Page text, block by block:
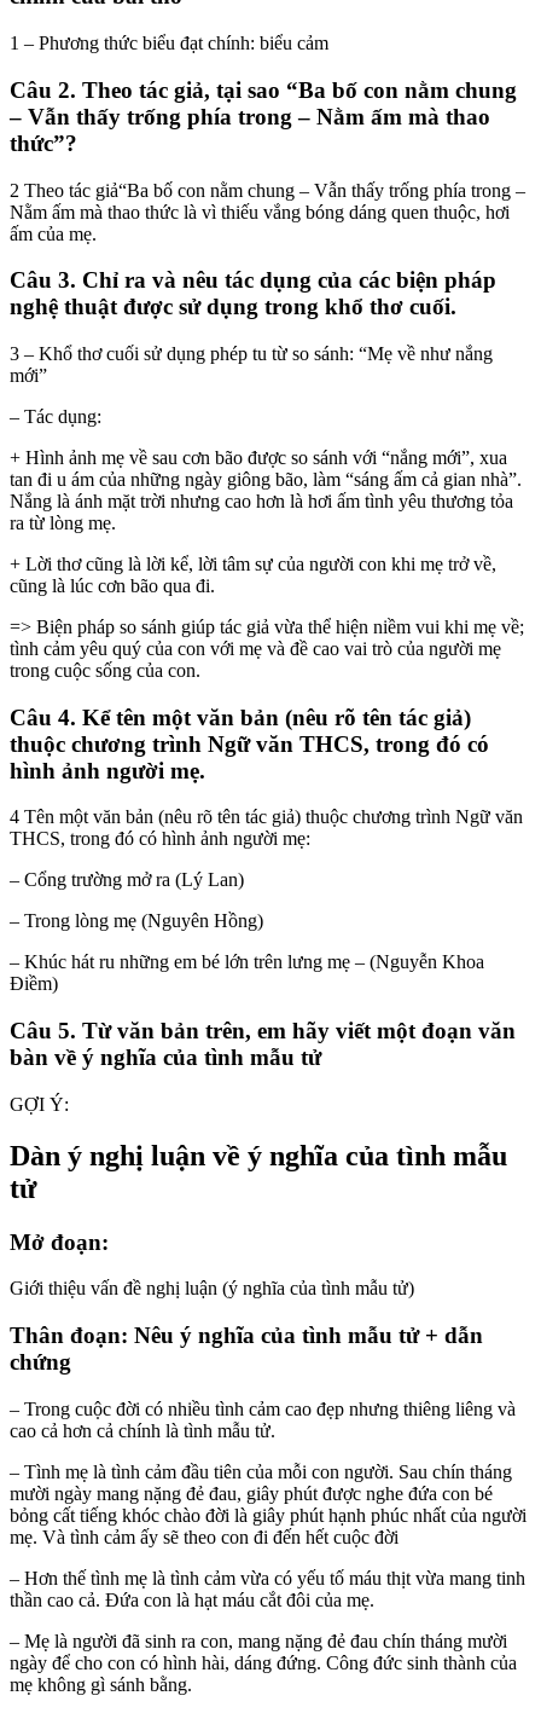
1 – Phương thức biểu đạt chính: biểu cảm
Câu 2. Theo tác giả, tại sao “Ba bố con nằm chung
– Vẫn thấy trống phía trong – Nằm ấm mà thao
thức”?
2 Theo tác giả“Ba bố con nằm chung – Vẫn thấy trống phía trong –
Nằm ấm mà thao thức là vì thiếu vắng bóng dáng quen thuộc, hơi
ấm của mẹ.
Câu 3. Chỉ ra và nêu tác dụng của các biện pháp
nghệ thuật được sử dụng trong khổ thơ cuối.
3 – Khổ thơ cuối sử dụng phép tu từ so sánh: “Mẹ về như nắng
mới”
– Tác dụng:
+ Hình ảnh mẹ về sau cơn bão được so sánh với “nắng mới”, xua
tan đi u ám của những ngày giông bão, làm “sáng ấm cả gian nhà”.
Nắng là ánh mặt trời nhưng cao hơn là hơi ấm tình yêu thương tỏa
ra từ lòng mẹ.
+ Lời thơ cũng là lời kể, lời tâm sự của người con khi mẹ trở về,
cũng là lúc cơn bão qua đi.
=> Biện pháp so sánh giúp tác giả vừa thể hiện niềm vui khi mẹ về;
tình cảm yêu quý của con với mẹ và đề cao vai trò của người mẹ
trong cuộc sống của con.
Câu 4. Kể tên một văn bản (nêu rõ tên tác giả)
thuộc chương trình Ngữ văn THCS, trong đó có
hình ảnh người mẹ.
4 Tên một văn bản (nêu rõ tên tác giả) thuộc chương trình Ngữ văn
THCS, trong đó có hình ảnh người mẹ:
– Cổng trường mở ra (Lý Lan)
– Trong lòng mẹ (Nguyên Hồng)
– Khúc hát ru những em bé lớn trên lưng mẹ – (Nguyễn Khoa
Điềm)
Câu 5. Từ văn bản trên, em hãy viết một đoạn văn
bàn về ý nghĩa của tình mẫu tử
GỢI Ý:
Dàn ý nghị luận về ý nghĩa của tình mẫu
tử
Mở đoạn:
Giới thiệu vấn đề nghị luận (ý nghĩa của tình mẫu tử)
Thân đoạn: Nêu ý nghĩa của tình mẫu tử + dẫn
chứng
– Trong cuộc đời có nhiều tình cảm cao đẹp nhưng thiêng liêng và
cao cả hơn cả chính là tình mẫu tử.
– Tình mẹ là tình cảm đầu tiên của mỗi con người. Sau chín tháng
mười ngày mang nặng đẻ đau, giây phút được nghe đứa con bé
bỏng cất tiếng khóc chào đời là giây phút hạnh phúc nhất của người
mẹ. Và tình cảm ấy sẽ theo con đi đến hết cuộc đời
– Hơn thế tình mẹ là tình cảm vừa có yếu tố máu thịt vừa mang tinh
thần cao cả. Đứa con là hạt máu cắt đôi của mẹ.
– Mẹ là người đã sinh ra con, mang nặng đẻ đau chín tháng mười
ngày để cho con có hình hài, dáng đứng. Công đức sinh thành của
mẹ không gì sánh bằng.